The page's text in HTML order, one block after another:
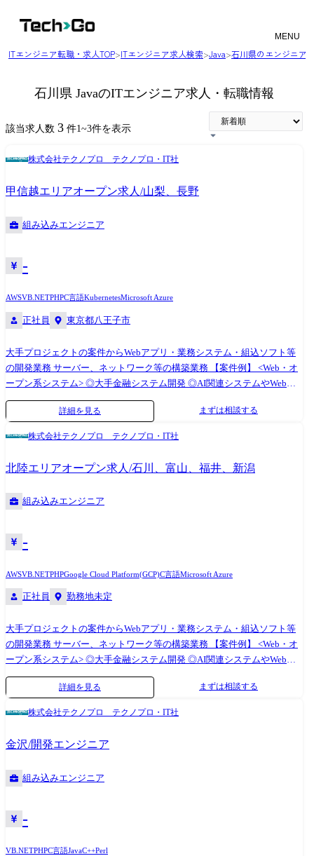
MENU
ITエンジニア転職・求人TOP>ITエンジニア求人検索>Java>石川県のエンジニア
石川県 JavaのITエンジニア求人・転職情報
該当求人数 3 件1~3件を表示
株式会社テクノプロ テクノプロ・IT社
甲信越エリアオープン求人/山梨、長野
組み込みエンジニア
-
AWSVB.NETPHPC言語KubernetesMicrosoft Azure
正社員 東京都八王子市
大手プロジェクトの案件からWebアプリ・業務システム・組込ソフト等
の開発業務 サーバー、ネットワーク等の構築業務 【案件例】 <Web・オ
ープン系システム> ◎大手金融システム開発 ◎AI関連システムやWebア
プリの開発 ◎Androidアプリ、スマートフォン分野での各種開発 ◎ECサ
イト、ポータルサイトの開発 <業務系システム> ◎顧客管理システム開発
開発 <インフラ構築> ◎大手Sier社内情報基盤構築PJ(Windows Server) ◎大
手メーカー基幹システムクラウド構築(AWS,Azure,Google) ◎インフラ仮
想基盤構築(Citrix,Vmware) ◎基幹ネットワークの更改(設計、構築、導入
支援) (変更の範囲)会社の定める業務
詳細を見る まずは相談する
株式会社テクノプロ テクノプロ・IT社
北陸エリアオープン求人/石川、富山、福井、新潟
組み込みエンジニア
-
AWSVB.NETPHPGoogle Cloud Platform(GCP)C言語Microsoft Azure
正社員 勤務地未定
大手プロジェクトの案件からWebアプリ・業務システム・組込ソフト等
の開発業務 サーバー、ネットワーク等の構築業務 【案件例】 <Web・オ
ープン系システム> ◎大手金融システム開発 ◎AI関連システムやWebア
プリの開発 ◎Androidアプリ、スマートフォン分野での各種開発 ◎ECサ
イト、ポータルサイトの開発 <業務系システム> ◎顧客管理システム開発
◎医療・福祉系システム開発 ◎顧客向けシステム開発・運用・保守 <組
開発 <インフラ構築> ◎大手Sier社内情報基盤構築PJ(Windows Server) ◎大
手メーカー基幹システムクラウド構築(AWS,Azure,Google) ◎インフラ仮
想基盤構築(Citrix,Vmware) ◎基幹ネットワークの更改(設計、構築、導入
支援) (変更の範囲)会社の定める業務
詳細を見る まずは相談する
株式会社テクノプロ テクノプロ・IT社
金沢/開発エンジニア
組み込みエンジニア
-
VB.NETPHPC言語JavaC++Perl